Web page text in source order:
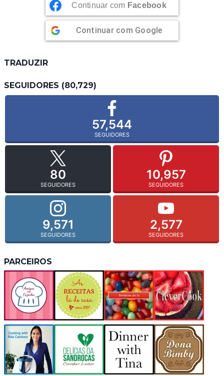
Continuar com Facebook
Continuar com Google
TRADUZIR
SEGUIDORES (80,729)
57,544
SEGUIDORES
80
SEGUIDORES
10,957
SEGUIDORES
9,571
SEGUIDORES
2,577
SEGUIDORES
PARCEIROS